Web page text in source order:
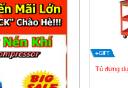
Tủ đựng